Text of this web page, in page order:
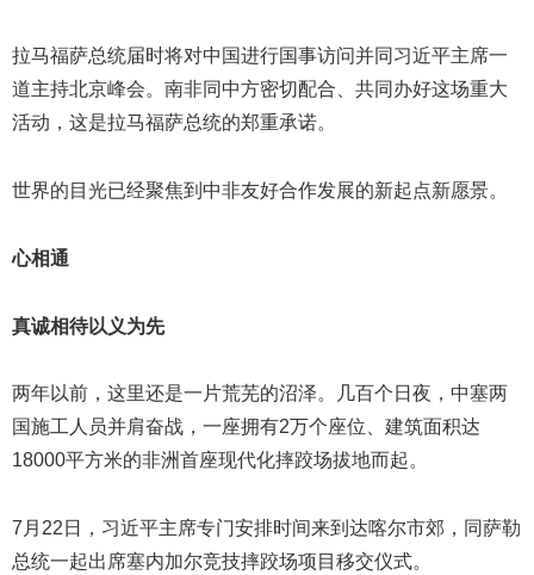
拉马福萨总统届时将对中国进行国事访问并同习近平主席一
道主持北京峰会。南非同中方密切配合、共同办好这场重大
活动，这是拉马福萨总统的郑重承诺。
世界的目光已经聚焦到中非友好合作发展的新起点新愿景。
心相通
真诚相待以义为先
两年以前，这里还是一片荒芜的沼泽。几百个日夜，中塞两
国施工人员并肩奋战，一座拥有2万个座位、建筑面积达
18000平方米的非洲首座现代化摔跤场拔地而起。
7月22日，习近平主席专门安排时间来到达喀尔市郊，同萨勒
总统一起出席塞内加尔竞技摔跤场项目移交仪式。